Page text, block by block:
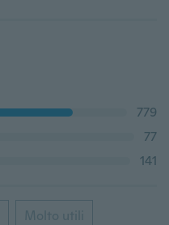
779
77
141
Molto utili